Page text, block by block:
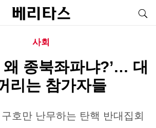
사회
왜 종북좌파냐?’… 대
리는 참가자들
호만 난무하는 탄핵 반대집회